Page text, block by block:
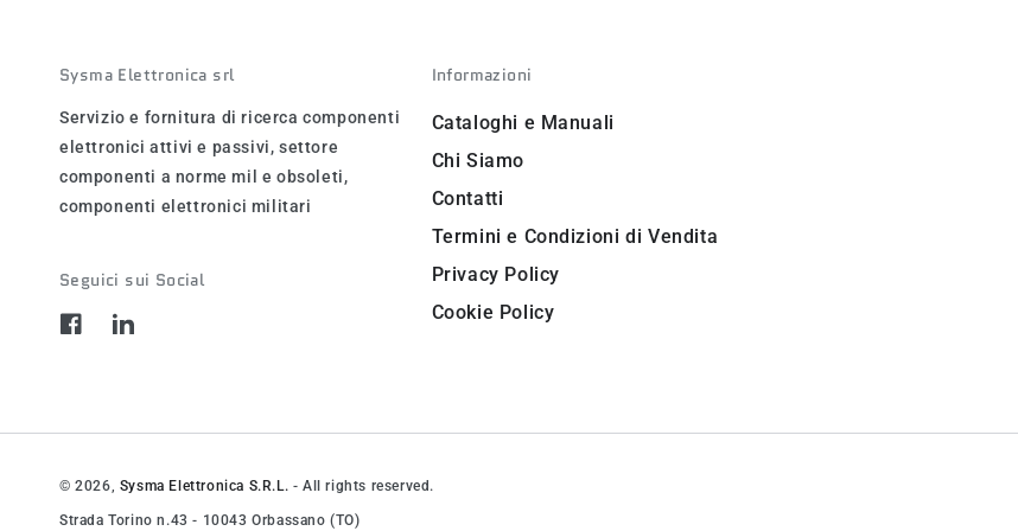
Sysma Elettronica srl
Servizio e fornitura di ricerca componenti
elettronici attivi e passivi, settore
componenti a norme mil e obsoleti,
componenti elettronici militari
Seguici sui Social
FacebookLinkedIn
Informazioni
Cataloghi e Manuali
Chi Siamo
Contatti
Termini e Condizioni di Vendita
Privacy Policy
Cookie Policy
© 2026, Sysma Elettronica S.R.L. - All rights reserved.
Strada Torino n.43 - 10043 Orbassano (TO)